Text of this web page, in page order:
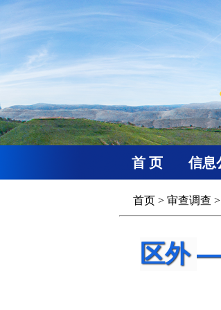
首 页 信息
首页 > 审查调查 >
区外